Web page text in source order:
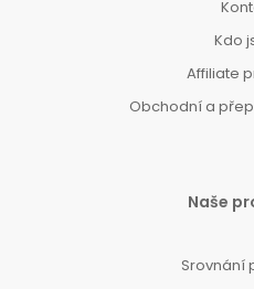
Kdo
Affiliate
Obchodní a
Naše
Srovnání